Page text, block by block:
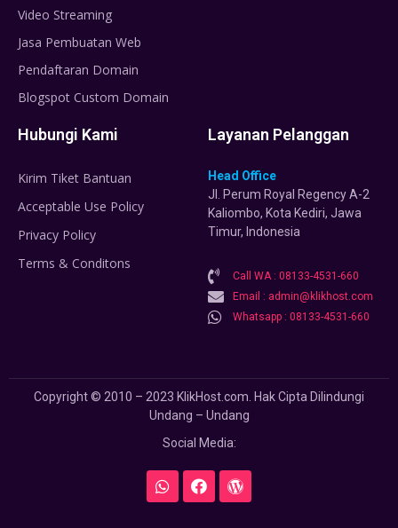
Video Streaming
Jasa Pembuatan Web
Pendaftaran Domain
Blogspot Custom Domain
Hubungi Kami
Kirim Tiket Bantuan
Acceptable Use Policy
Privacy Policy
Terms & Conditons
Layanan Pelanggan
Head Office
Jl. Perum Royal Regency A-2
Kaliombo, Kota Kediri, Jawa
Timur, Indonesia
Call WA : 08133-4531-660
Email : admin@klikhost.com
Whatsapp : 08133-4531-660
Copyright © 2010 – 2023 KlikHost.com. Hak Cipta Dilindungi
Undang – Undang
Social Media: